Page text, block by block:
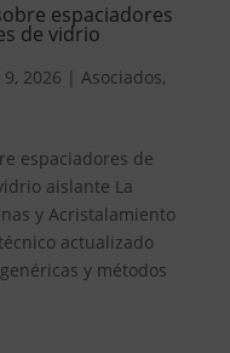
espaciadores
de vidrio
2026 | Asociados,
espaciadores de
aislante La
y Acristalamiento
actualizado
y métodos